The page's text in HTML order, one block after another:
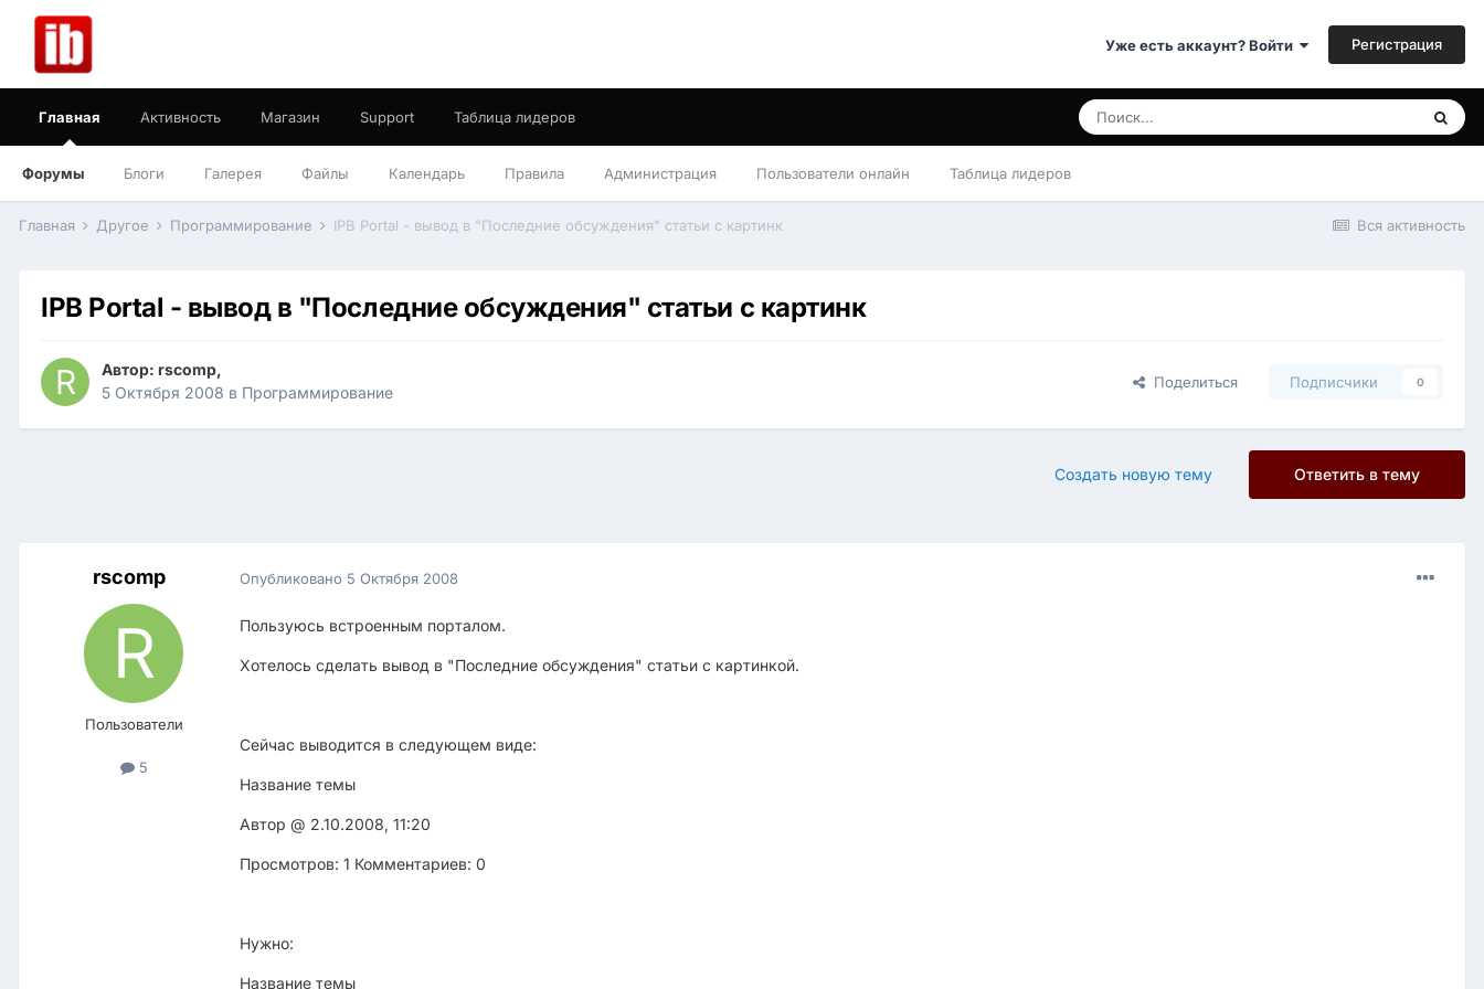
Уже есть аккаунт? Войти Регистрация
Главная
Форумы Блоги Галерея Файлы Календарь Правила Администрация Пользователи онлайн Таблица лидеров
Активность Магазин Support Таблица лидеров
Вся активность
Главная Другое Программирование IPB Portal - вывод в "Последние обсуждения" статьи с картинк
IPB Portal - вывод в "Последние обсуждения" статьи с картинк
Автор: rscomp,
5 Октября 2008 в Программирование
Поделиться Подписчики 0
Ответить в тему
Создать новую тему
rscomp
Пользователи
5
Опубликовано 5 Октября 2008
Пользуюсь встроенным порталом.
Хотелось сделать вывод в "Последние обсуждения" статьи с картинкой.
Сейчас выводится в следующем виде:
Название темы
Автор @ 2.10.2008, 11:20
Просмотров: 1 Комментариев: 0
Нужно:
Название темы